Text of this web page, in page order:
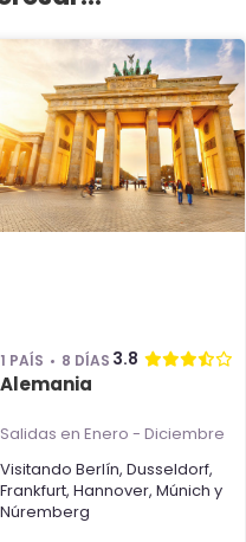
1 PAÍS 8 DÍAS 3.8
Alemania
Salidas en Enero - Diciembre
Visitando Berlín, Dusseldorf,
Frankfurt, Hannover, Múnich y
Núremberg